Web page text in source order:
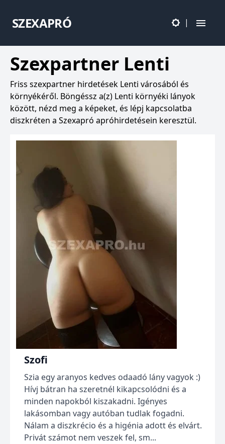
SZEXAPRÓ |
Szexpartner Lenti
Friss szexpartner hirdetések Lenti városából és
környékéről. Böngéssz a(z) Lenti környéki lányok
között, nézd meg a képeket, és lépj kapcsolatba
diszkréten a Szexapró apróhirdetésein keresztül.
Szofi
Szia egy aranyos kedves odaadó lány vagyok :)
Hívj bátran ha szeretnél kikapcsolódni és a
minden napokból kiszakadni. Igényes
lakásomban vagy autóban tudlak fogadni.
Nálam a diszkrécio és a higénia adott és elvárt.
Privát számot nem veszek fel, sm...